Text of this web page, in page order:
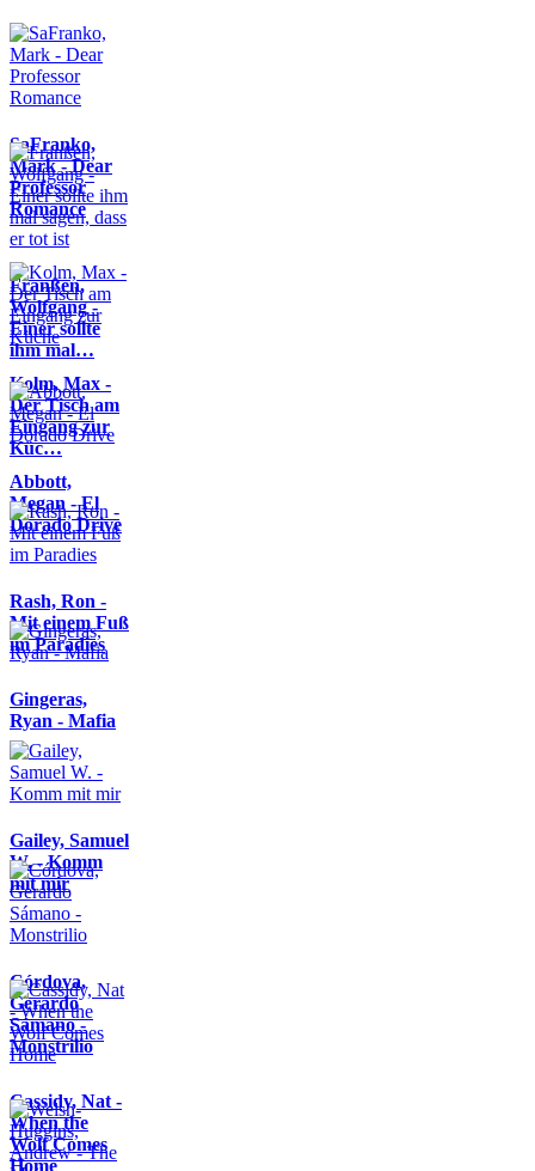
SaFranko,
Mark - Dear
Professor
Romance
Franßen,
Wolfgang -
Einer sollte
ihm mal…
Kolm, Max -
Der Tisch am
Eingang zur
Küc…
Abbott,
Megan - El
Dorado Drive
Rash, Ron -
Mit einem Fuß
im Paradies
Gingeras,
Ryan - Mafia
Gailey, Samuel
W. - Komm
mit mir
Córdova,
Gerardo
Sámano -
Monstrilio
Cassidy, Nat -
When the
Wolf Comes
Home